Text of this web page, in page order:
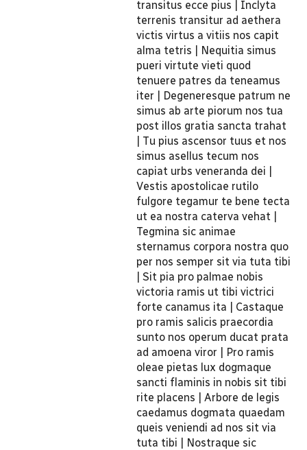
transitus ecce pius | Inclyta
terrenis transitur ad aethera
victis virtus a vitiis nos capit
alma tetris | Nequitia simus
pueri virtute vieti quod
tenuere patres da teneamus
iter | Degeneresque patrum ne
simus ab arte piorum nos tua
post illos gratia sancta trahat
| Tu pius ascensor tuus et nos
simus asellus tecum nos
capiat urbs veneranda dei |
Vestis apostolicae rutilo
fulgore tegamur te bene tecta
ut ea nostra caterva vehat |
Tegmina sic animae
sternamus corpora nostra quo
per nos semper sit via tuta tibi
| Sit pia pro palmae nobis
victoria ramis ut tibi victrici
forte canamus ita | Castaque
pro ramis salicis praecordia
sunto nos operum ducat prata
ad amoena viror | Pro ramis
oleae pietas lux dogmaque
sancti flaminis in nobis sit tibi
rite placens | Arbore de legis
caedamus dogmata quaedam
queis veniendi ad nos sit via
tuta tibi | Nostraque sic